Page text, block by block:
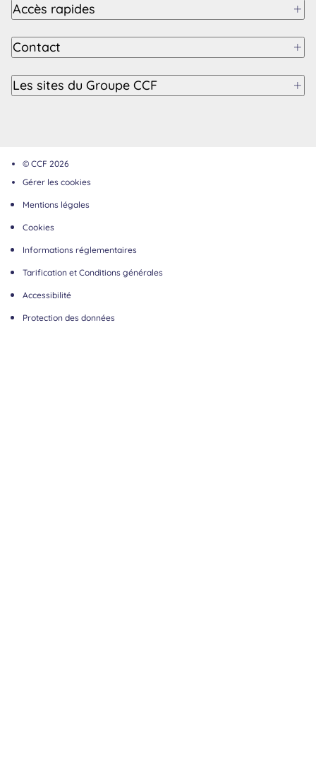
Accès rapides
Contact
Les sites du Groupe CCF
© CCF 2026
Gérer les cookies
Mentions légales
Cookies
Informations réglementaires
Tarification et Conditions générales
Accessibilité
Protection des données